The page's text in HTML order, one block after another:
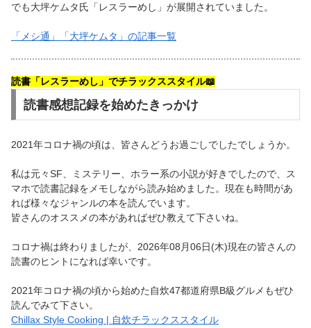
でも大坪ケムタ氏「レスラーめし」が展開されていました。
「メシ通」「大坪ケムタ」の記事一覧
読書「レスラーめし」でチラックススタイル📖
読書感想記録を始めたきっかけ
2021年コロナ禍の頃は、皆さんどうお過ごしでしたでしょうか。
私は元々SF、ミステリー、ホラー系の小説が好きでしたので、ス
マホで読書記録をメモしながら読み始めました。現在も時間があ
れば様々なジャンルの本を読んでいます。
皆さんのオススメの本があればぜひ教えて下さいね。
コロナ禍は終わりましたが、2026年08月06日(木)現在の皆さんの
読書のヒントになれば幸いです。
2021年コロナ禍の頃から始めた自炊47都道府県B級グルメもぜひ
読んでみて下さい。
Chillax Style Cooking | 自炊チラックススタイル